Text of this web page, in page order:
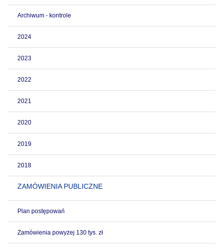
Archiwum - kontrole
2024
2023
2022
2021
2020
2019
2018
ZAMÓWIENIA PUBLICZNE
Plan postępowań
Zamówienia powyżej 130 tys. zł